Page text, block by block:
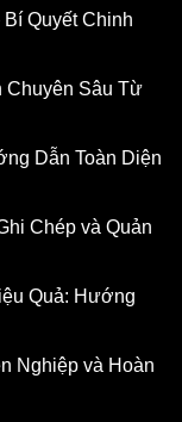
Quyết Chinh
Chuyên Sâu Từ
Dẫn Toàn Diện
Chép và Quản
Quả: Hướng
Nghiệp và Hoàn